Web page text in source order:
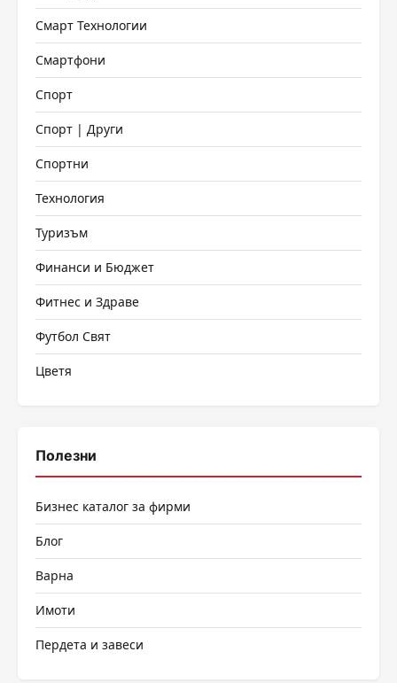
Смарт Технологии
Смартфони
Спорт
Спорт | Други
Спортни
Технология
Туризъм
Финанси и Бюджет
Фитнес и Здраве
Футбол Свят
Цветя
Полезни
Бизнес каталог за фирми
Блог
Варна
Имоти
Пердета и завеси